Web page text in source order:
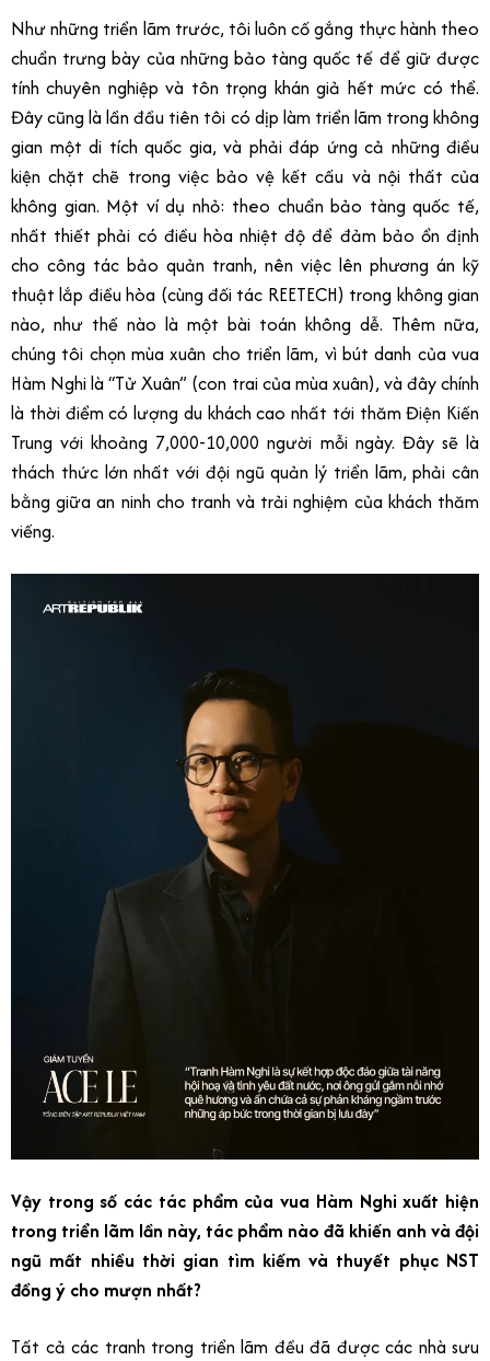
Như những triển lãm trước, tôi luôn cố gắng thực hành theo
chuẩn trưng bày của những bảo tàng quốc tế để giữ được
tính chuyên nghiệp và tôn trọng khán giả hết mức có thể.
Đây cũng là lần đầu tiên tôi có dịp làm triển lãm trong không
gian một di tích quốc gia, và phải đáp ứng cả những điều
kiện chặt chẽ trong việc bảo vệ kết cấu và nội thất của
không gian. Một ví dụ nhỏ: theo chuẩn bảo tàng quốc tế,
nhất thiết phải có điều hòa nhiệt độ để đảm bảo ổn định
cho công tác bảo quản tranh, nên việc lên phương án kỹ
thuật lắp điều hòa (cùng đối tác REETECH) trong không gian
nào, như thế nào là một bài toán không dễ. Thêm nữa,
chúng tôi chọn mùa xuân cho triển lãm, vì bút danh của vua
Hàm Nghi là “Tử Xuân” (con trai của mùa xuân), và đây chính
là thời điểm có lượng du khách cao nhất tới thăm Điện Kiến
Trung với khoảng 7,000-10,000 người mỗi ngày. Đây sẽ là
thách thức lớn nhất với đội ngũ quản lý triển lãm, phải cân
bằng giữa an ninh cho tranh và trải nghiệm của khách thăm
viếng.
Vậy trong số các tác phẩm của vua Hàm Nghi xuất hiện
trong triển lãm lần này, tác phẩm nào đã khiến anh và đội
ngũ mất nhiều thời gian tìm kiếm và thuyết phục NST
đồng ý cho mượn nhất?
Tất cả các tranh trong triển lãm đều đã được các nhà sưu